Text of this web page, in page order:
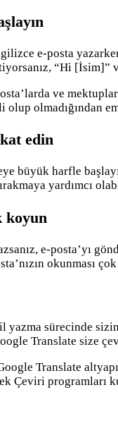
e-posta
“Hi
ve
olup olmadığından
edin
büyük harfle
yardımcı
koyun
e-posta’yı
okunması
yazma sürecinde
Translate size
Translate
Çeviri programları